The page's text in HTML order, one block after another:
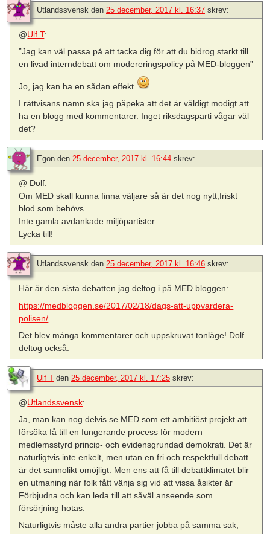
Utlandssvensk den 25 december, 2017 kl. 16:37 skrev:
@Ulf T:
”Jag kan väl passa på att tacka dig för att du bidrog starkt till
en livad interndebatt om modereringspolicy på MED-bloggen”
Jo, jag kan ha en sådan effekt
I rättvisans namn ska jag påpeka att det är väldigt modigt att
ha en blogg med kommentarer. Inget riksdagsparti vågar väl
det?
Egon den 25 december, 2017 kl. 16:44 skrev:
@ Dolf.
Om MED skall kunna finna väljare så är det nog nytt,friskt
blod som behövs.
Inte gamla avdankade miljöpartister.
Lycka till!
Utlandssvensk den 25 december, 2017 kl. 16:46 skrev:
Här är den sista debatten jag deltog i på MED bloggen:
https://medbloggen.se/2017/02/18/dags-att-uppvardera-
polisen/
Det blev många kommentarer och uppskruvat tonläge! Dolf
deltog också.
Ulf T den 25 december, 2017 kl. 17:25 skrev:
@Utlandssvensk:
Ja, man kan nog delvis se MED som ett ambitiöst projekt att
försöka få till en fungerande process för modern
medlemsstyrd princip- och evidensgrundad demokrati. Det är
naturligtvis inte enkelt, men utan en fri och respektfull debatt
är det sannolikt omöjligt. Men ens att få till debattklimatet blir
en utmaning när folk fått vänja sig vid att vissa åsikter är
Förbjudna och kan leda till att såväl anseende som
försörjning hotas.
Naturligtvis måste alla andra partier jobba på samma sak,